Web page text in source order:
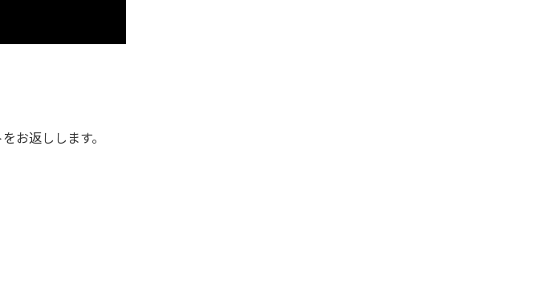
お返しします。